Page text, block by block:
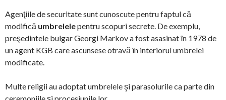
Agenţiile de securitate sunt cunoscute pentru faptul că
modifică umbrelelepentru scopuri secrete. De exemplu,
preşedintele bulgar Georgi Markov a fost asasinat în 1978 de
un agent KGB care ascunsese otravă în interiorul umbrelei
modificate.
Multe religii au adoptat umbrelele şi parasolurile ca parte din